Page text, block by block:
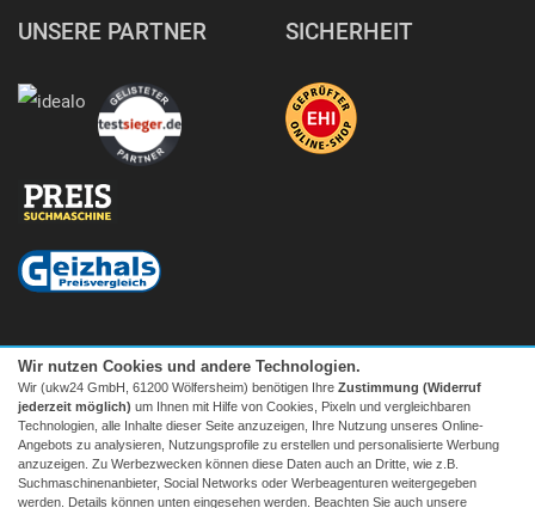
UNSERE PARTNER SICHERHEIT
Facebook| twitter
Wir nutzen Cookies und andere Technologien.
Wir (ukw24 GmbH, 61200 Wölfersheim) benötigen Ihre Zustimmung (Widerruf
jederzeit möglich) um Ihnen mit Hilfe von Cookies, Pixeln und vergleichbaren
Technologien, alle Inhalte dieser Seite anzuzeigen, Ihre Nutzung unseres Online-
Angebots zu analysieren, Nutzungsprofile zu erstellen und personalisierte Werbung
anzuzeigen. Zu Werbezwecken können diese Daten auch an Dritte, wie z.B.
Suchmaschinenanbieter, Social Networks oder Werbeagenturen weitergegeben
werden. Details können unten eingesehen werden. Beachten Sie auch unsere